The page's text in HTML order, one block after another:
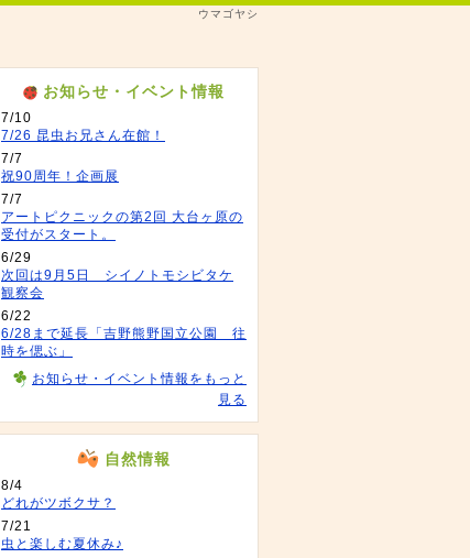
宇久井VC
ウマゴヤシ
お知らせ・イベント情報
7/10
7/26 昆虫お兄さん在館！
7/7
祝90周年！企画展
7/7
アートピクニックの第2回 大台ヶ原の
受付がスタート。
6/29
次回は9月5日 シイノトモシビタケ
観察会
6/22
6/28まで延長「吉野熊野国立公園 往
時を偲ぶ」
お知らせ・イベント情報をもっと
見る
自然情報
8/4
どれがツボクサ？
7/21
虫と楽しむ夏休み♪